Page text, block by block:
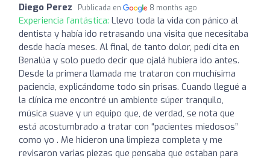
Diego Perez Publicada en 8 months ago
Experiencia fantástica: Llevo toda la vida con pánico al
dentista y había ido retrasando una visita que necesitaba
desde hacía meses. Al final, de tanto dolor, pedí cita en
Benalúa y solo puedo decir que ojalá hubiera ido antes.
Desde la primera llamada me trataron con muchísima
paciencia, explicándome todo sin prisas. Cuando llegué a
la clínica me encontré un ambiente súper tranquilo,
música suave y un equipo que, de verdad, se nota que
está acostumbrado a tratar con “pacientes miedosos”
como yo . Me hicieron una limpieza completa y me
revisaron varias piezas que pensaba que estaban para